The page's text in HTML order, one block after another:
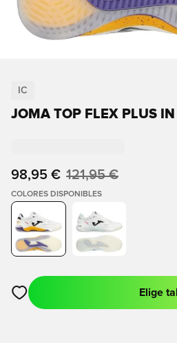
IC
JOMA TOP FLEX PLUS
98,95 € 121,95 €
COLORES DISPONIBLES
Abre un modal para iniciar sesión
Elige